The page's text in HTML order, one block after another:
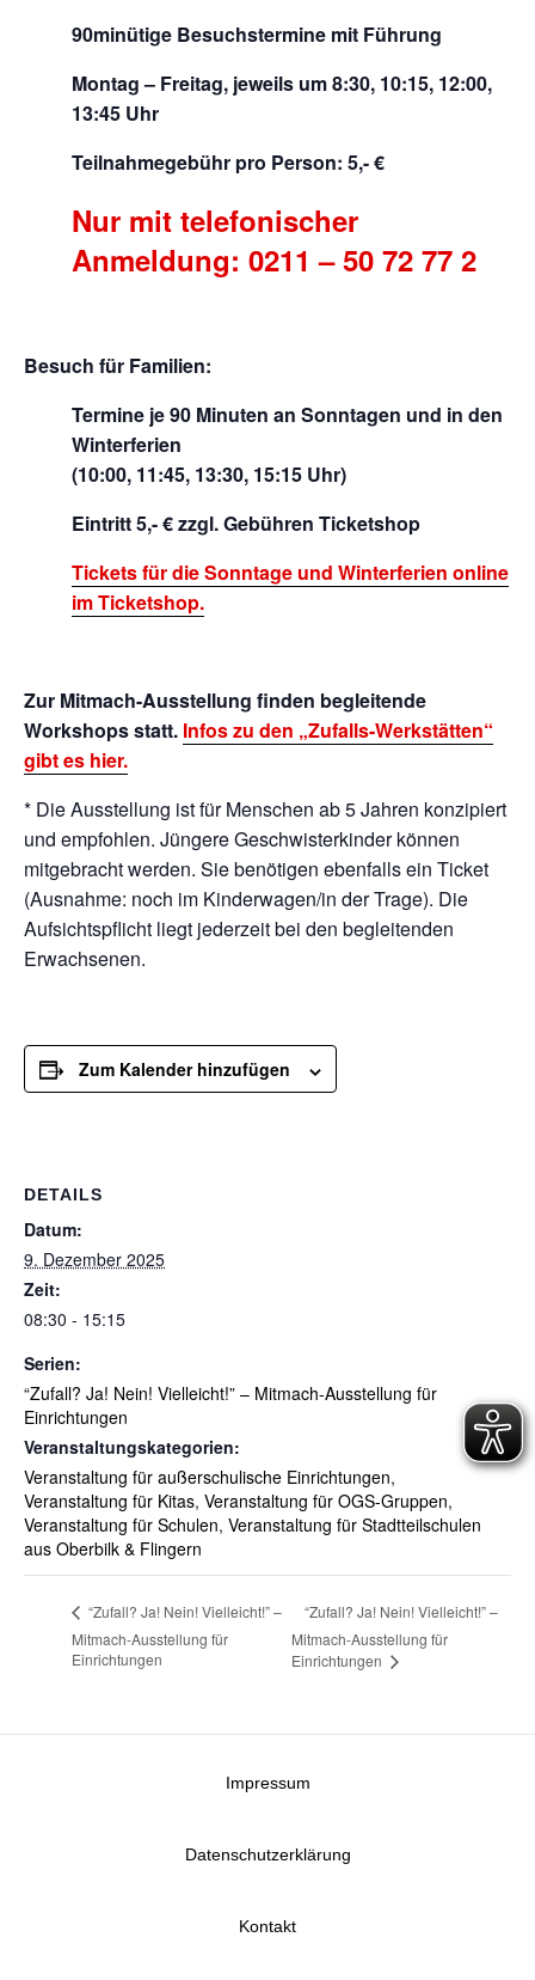
90minütige Besuchstermine mit Führung
Montag – Freitag, jeweils um 8:30, 10:15, 12:00,
13:45 Uhr
Teilnahmegebühr pro Person: 5,- €
Nur mit telefonischer
Anmeldung: 0211 – 50 72 77 2
Besuch für Familien:
Termine je 90 Minuten an Sonntagen und in den
Winterferien
(10:00, 11:45, 13:30, 15:15 Uhr)
Eintritt 5,- € zzgl. Gebühren Ticketshop
Tickets für die Sonntage und Winterferien online
im Ticketshop.
Zur Mitmach-Ausstellung finden begleitende
Workshops statt. Infos zu den „Zufalls-Werkstätten“
gibt es hier.
* Die Ausstellung ist für Menschen ab 5 Jahren konzipiert
und empfohlen. Jüngere Geschwisterkinder können
mitgebracht werden. Sie benötigen ebenfalls ein Ticket
(Ausnahme: noch im Kinderwagen/in der Trage). Die
Aufsichtspflicht liegt jederzeit bei den begleitenden
Erwachsenen.
Zum Kalender hinzufügen
DETAILS
Datum:
9. Dezember 2025
Zeit:
08:30 - 15:15
Serien:
“Zufall? Ja! Nein! Vielleicht!” – Mitmach-Ausstellung für
Einrichtungen
Veranstaltungskategorien:
Veranstaltung für außerschulische Einrichtungen,
Veranstaltung für Kitas, Veranstaltung für OGS-Gruppen,
Veranstaltung für Schulen, Veranstaltung für Stadtteilschulen
aus Oberbilk & Flingern
“Zufall? Ja! Nein! Vielleicht!” –
Mitmach-Ausstellung für
Einrichtungen
“Zufall? Ja! Nein! Vielleicht!” –
Mitmach-Ausstellung für
Einrichtungen
Impressum
Datenschutzerklärung
Kontakt